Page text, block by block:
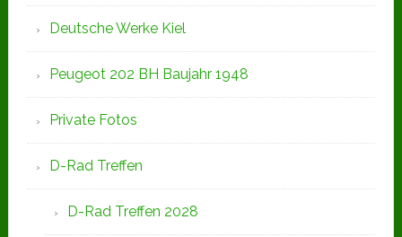
Deutsche Werke Kiel
Peugeot 202 BH Baujahr 1948
Private Fotos
D-Rad Treffen
D-Rad Treffen 2028